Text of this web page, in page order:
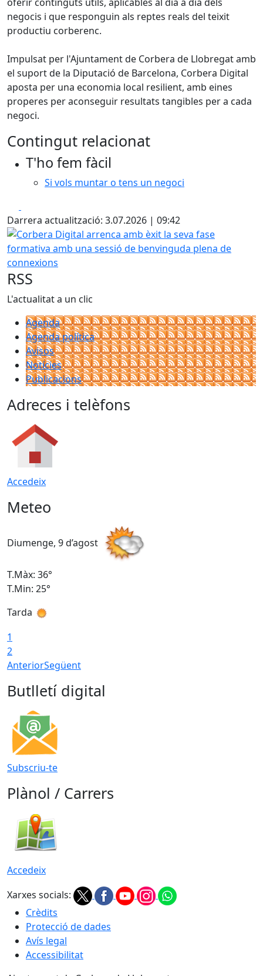
negocis i que responguin als reptes reals del teixit
productiu corberenc.
Impulsat per l'Ajuntament de Corbera de Llobregat amb
el suport de la Diputació de Barcelona, Corbera Digital
aposta per una economia local resilient, amb eines
properes per aconseguir resultats tangibles per a cada
negoci.
Contingut relacionat
T'ho fem fàcil
Si vols muntar o tens un negoci
Darrera actualització: 3.07.2026 | 09:42
Corbera Digital arrenca amb èxit la seva fase formativa
RSS
L'actualitat a un clic
Agenda
Agenda política
Avisos
Notícies
Publicacions
Adreces i telèfons
Accedeix
Meteo
Diumenge, 9 d’agost
T.Màx: 36°
T.Min: 25°
Tarda
1
2
AnteriorSegüent
Butlletí digital
Subscriu-te
Plànol / Carrers
Accedeix
Xarxes socials:
Crèdits
Protecció de dades
Avís legal
Accessibilitat